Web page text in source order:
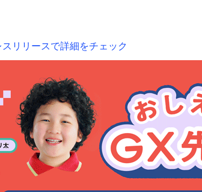
リリースで詳細をチェック